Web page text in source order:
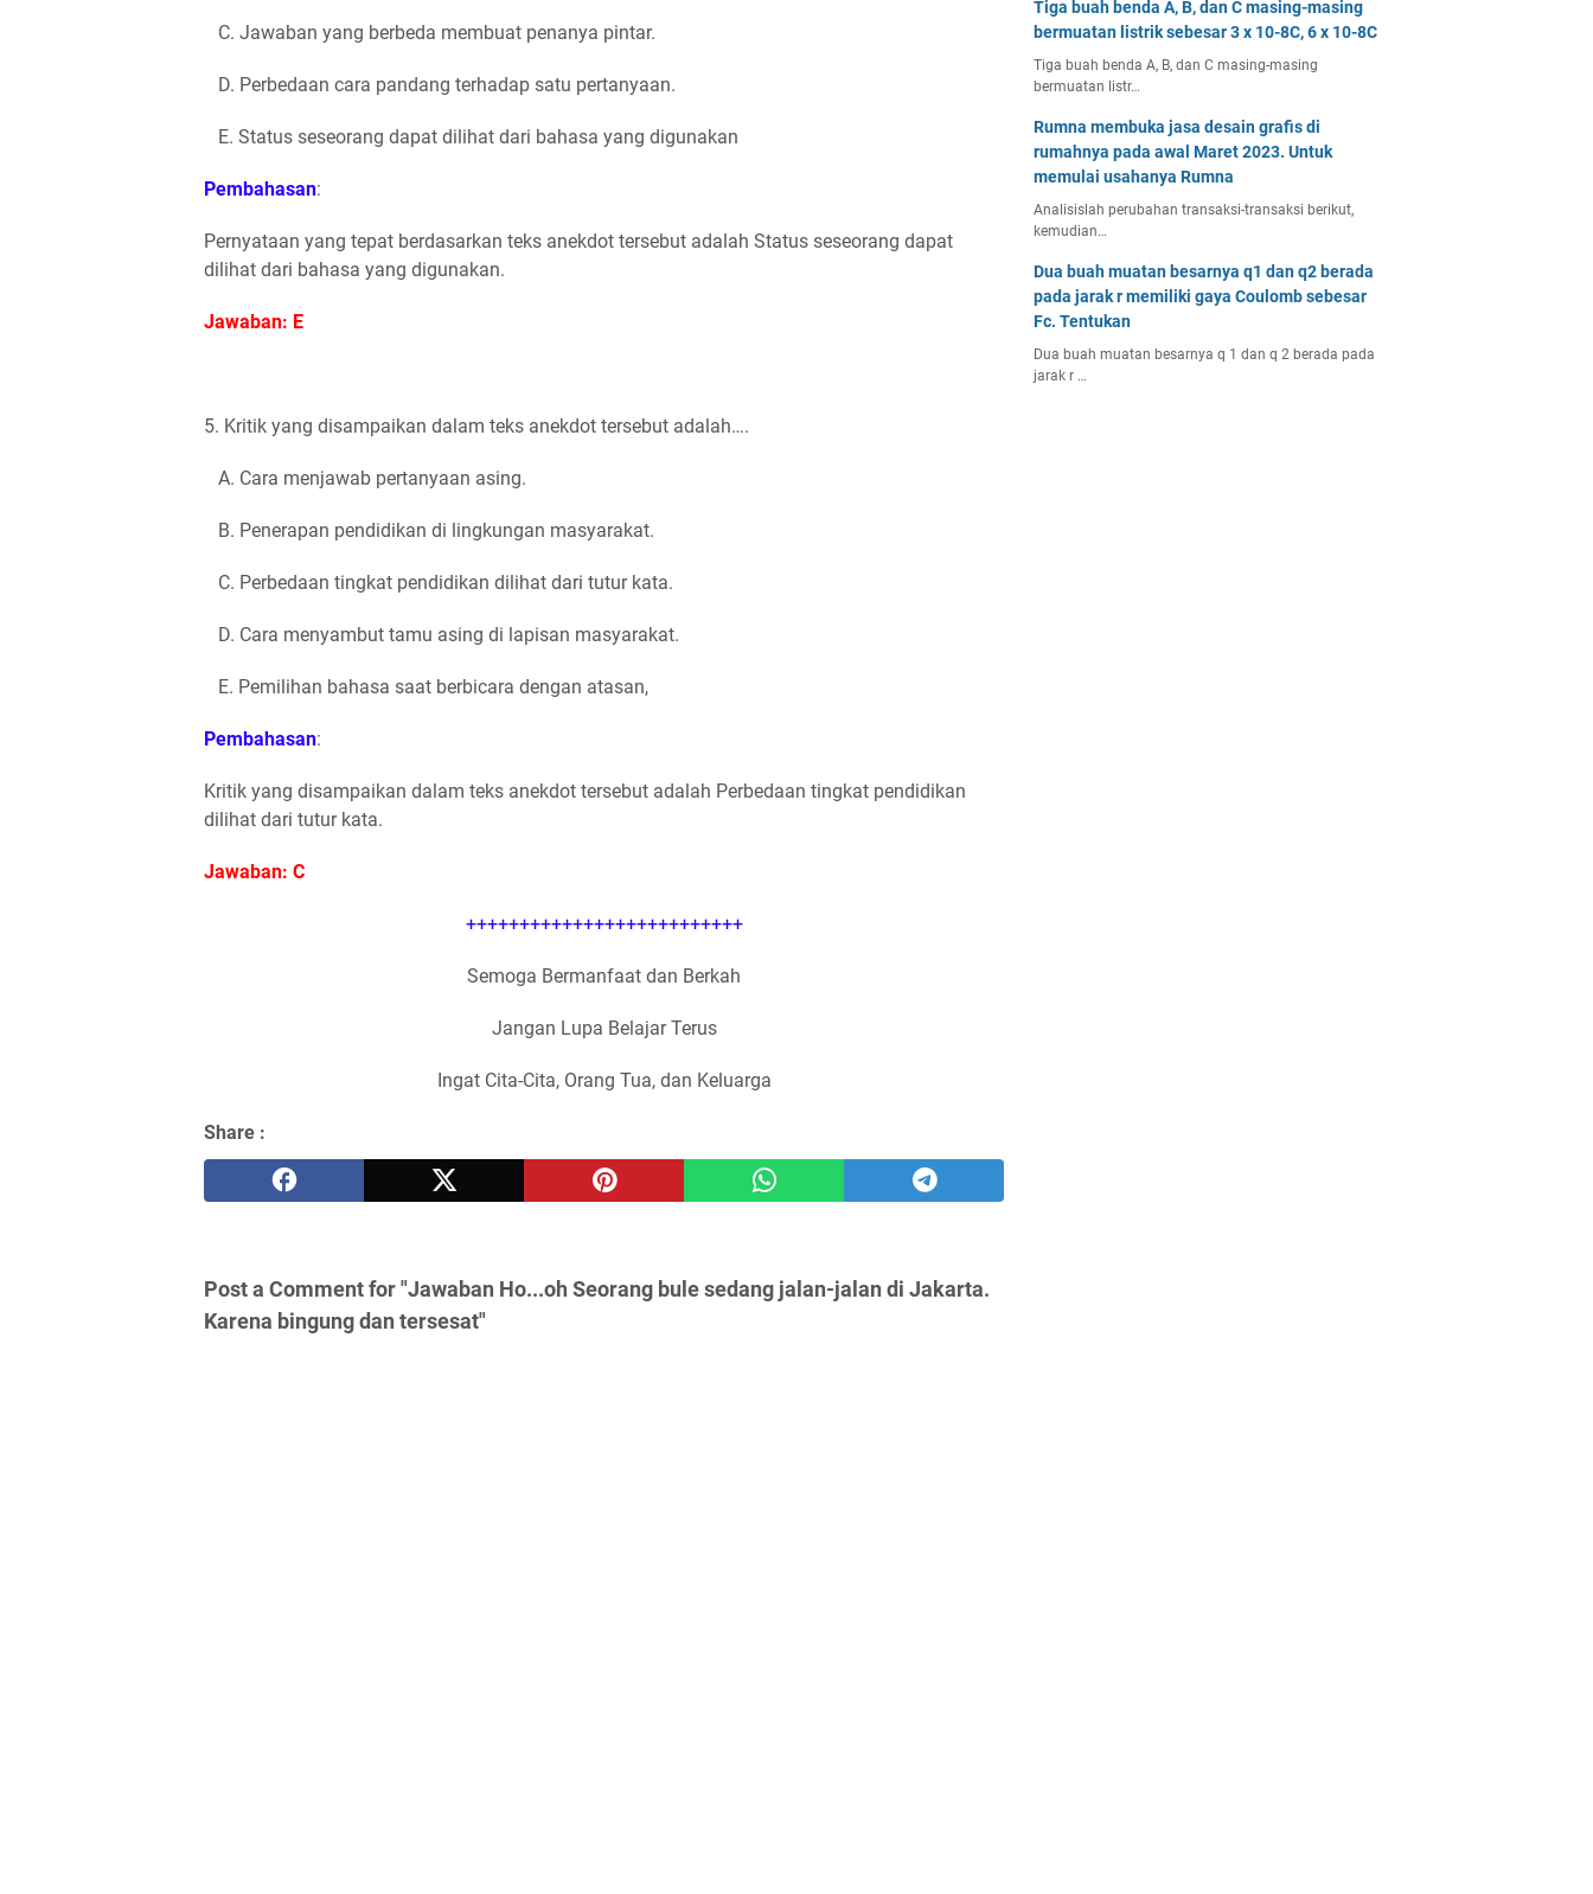
C. Jawaban yang berbeda membuat penanya pintar.
D. Perbedaan cara pandang terhadap satu pertanyaan.
E. Status seseorang dapat dilihat dari bahasa yang digunakan
Pembahasan:
Pernyataan yang tepat berdasarkan teks anekdot tersebut adalah Status seseorang dapat
dilihat dari bahasa yang digunakan.
Jawaban: E
5. Kritik yang disampaikan dalam teks anekdot tersebut adalah….
A. Cara menjawab pertanyaan asing.
B. Penerapan pendidikan di lingkungan masyarakat.
C. Perbedaan tingkat pendidikan dilihat dari tutur kata.
D. Cara menyambut tamu asing di lapisan masyarakat.
E. Pemilihan bahasa saat berbicara dengan atasan,
Pembahasan:
Kritik yang disampaikan dalam teks anekdot tersebut adalah Perbedaan tingkat pendidikan
dilihat dari tutur kata.
Jawaban: C
++++++++++++++++++++++++++
Semoga Bermanfaat dan Berkah
Jangan Lupa Belajar Terus
Ingat Cita-Cita, Orang Tua, dan Keluarga
Share :
Post a Comment for "Jawaban Ho...oh Seorang bule sedang jalan-jalan di Jakarta.
Karena bingung dan tersesat"
Tiga buah benda A, B, dan C masing-masing
bermuatan listrik sebesar 3 x 10-8C, 6 x 10-8C
Tiga buah benda A, B, dan C masing-masing
bermuatan listr…
Rumna membuka jasa desain grafis di
rumahnya pada awal Maret 2023. Untuk
memulai usahanya Rumna
Analisislah perubahan transaksi-transaksi berikut,
kemudian…
Dua buah muatan besarnya q1 dan q2 berada
pada jarak r memiliki gaya Coulomb sebesar
Fc. Tentukan
Dua buah muatan besarnya q 1 dan q 2 berada pada
jarak r …